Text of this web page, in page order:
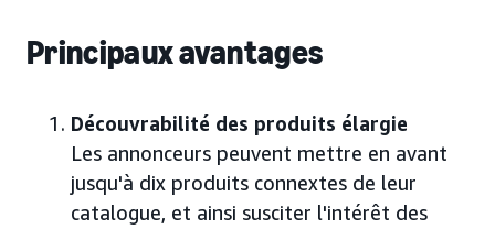
Principaux avantages
Découvrabilité des produits élargie
Les annonceurs peuvent mettre en avant
jusqu'à dix produits connextes de leur
catalogue, et ainsi susciter l'intérêt des